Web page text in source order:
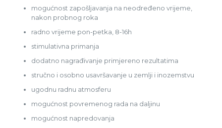
mogućnost zapošljavanja na neodređeno vrijeme,
nakon probnog roka
radno vrijeme pon-petka, 8-16h
stimulativna primanja
dodatno nagrađivanje primjereno rezultatima
stručno i osobno usavršavanje u zemlji i inozemstvu
ugodnu radnu atmosferu
mogućnost povremenog rada na daljinu
mogućnost napredovanja